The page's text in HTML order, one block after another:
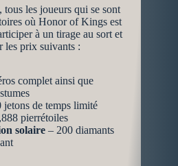
les joueurs qui se sont
où Honor of Kings est
à un tirage au sort et
les prix suivants :
complet ainsi que
jetons de temps limité
pierrétoiles
solaire – 200 diamants